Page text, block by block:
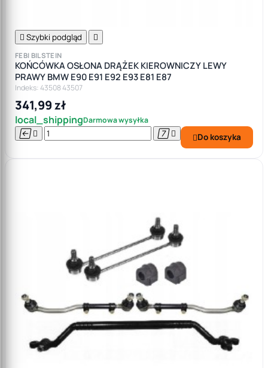
 Szybki podgląd 
FEBI BILSTEIN
KOŃCÓWKA OSŁONA DRĄŻEK KIEROWNICZY LEWY
PRAWY BMW E90 E91 E92 E93 E81 E87
Indeks: 43508 43507
341,99 zł
local_shippingDarmowa wysyłka
    Do koszyka